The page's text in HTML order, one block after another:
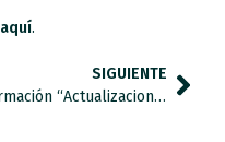
aquí.
SIGUIENTE
Formación “Actualizaciones en el abordaje de las conductas que nos preocupan: enfoque de baja activación y reducción de restricciones.”